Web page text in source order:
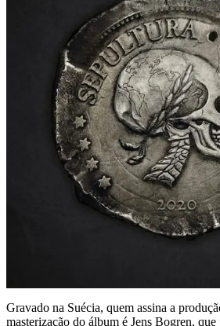
Gravado na Suécia, quem assina a
masterização do álbum é Jens Bogren,